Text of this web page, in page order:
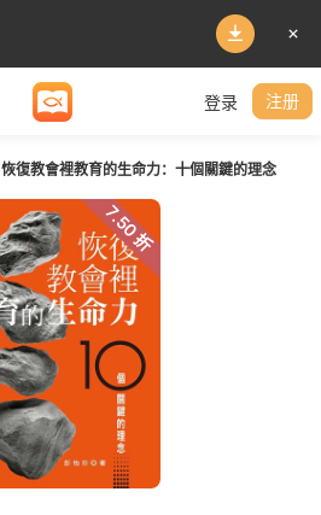
登录 注册
恢復教會裡教育的生命力：十個關鍵的理念
7.50 折